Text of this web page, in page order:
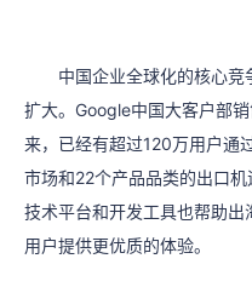
中国企业全球化的核心
扩大。Google中国大客户部
来，已经有超过120万用户通
市场和22个产品品类的出口
技术平台和开发工具也帮助
用户提供更优质的体验。